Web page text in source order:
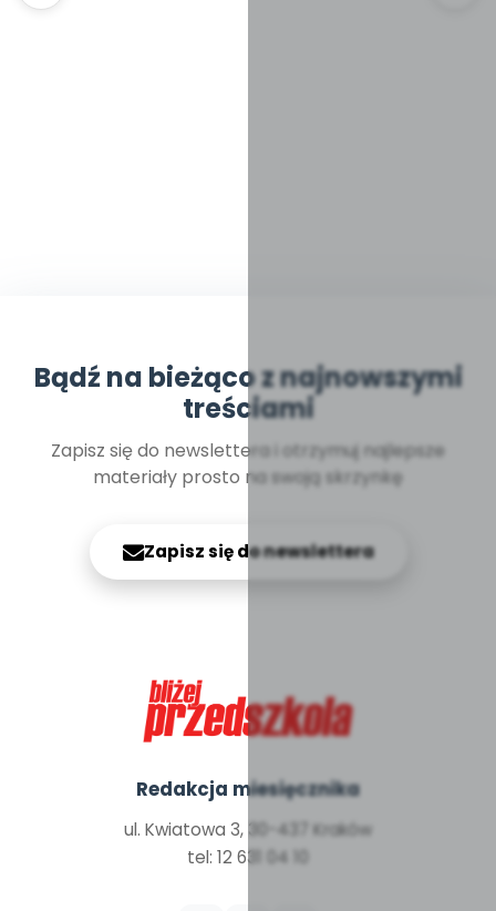
Bądź na bieżąco z najnowszymi
treściami
Zapisz się do newslettera i otrzymuj najlepsze
materiały prosto na swoją skrzynkę
Zapisz się do newslettera
Redakcja miesięcznika
ul. Kwiatowa 3, 30-437 Kraków
tel: 12 631 04 10